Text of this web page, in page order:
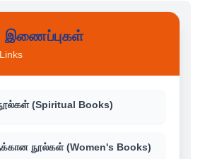
இணைப்புகள்
(Spiritual Books)
நூல்கள் (Women's Books)